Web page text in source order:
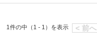
< 前へ
1件の中（1 - 1）を表示